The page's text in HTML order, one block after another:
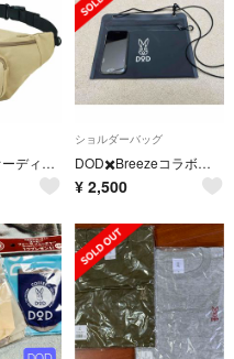
DOD [ディーオーディー]立体ポケット付き多機能ボディバッグBEIGE
ショルダーバッグ
DOD✖️Breezeコラボ サコッシュ
¥ 2,500